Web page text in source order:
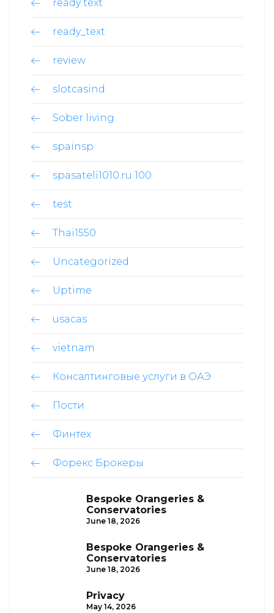
ready text
ready_text
review
slotcasind
Sober living
spainsp
spasateli1010.ru 100
test
Thai1550
Uncategorized
Uptime
usacas
vietnam
Консалтинговые услуги в ОАЭ
Пости
Финтех
Форекс Брокеры
Bespoke Orangeries &
Conservatories
June 18, 2026
Bespoke Orangeries &
Conservatories
June 18, 2026
Privacy
May 14, 2026